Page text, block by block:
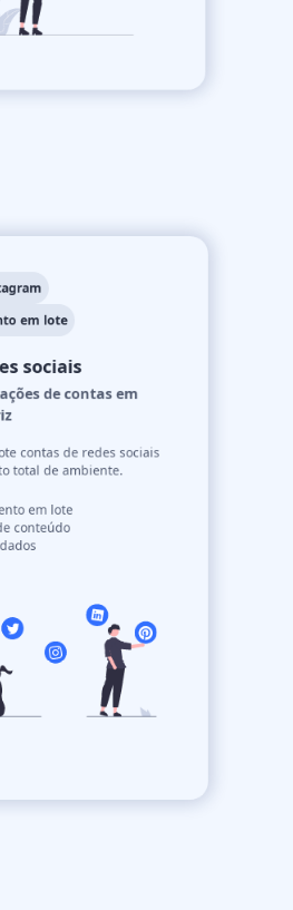
em lote
sociais
de contas em
contas de redes sociais
total de ambiente.
em lote
conteúdo